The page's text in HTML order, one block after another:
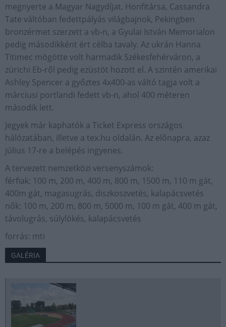
megnyerte a Magyar Nagydíjat. Honfitársa, Cassandra
Tate váltóban fedettpályás világbajnok, Pekingben
bronzérmet szerzett a vb-n, a Gyulai István Memorialon
pedig másodikként ért célba tavaly. Az ukrán Hanna
Titimec mögötte volt harmadik Székesfehérváron, a
zürichi Eb-ről pedig ezüstöt hozott el. A szintén amerikai
Ashley Spencer a győztes 4x400-as váltó tagja volt a
márciusi portlandi fedett vb-n, ahol 400 méteren
második lett.
Jegyek már kaphatók a Ticket Express országos
hálózatában, illetve a tex.hu oldalán. Az előnapra, azaz
július 17-re a belépés ingyenes.
A tervezett nemzetközi versenyszámok:
férfiak: 100 m, 200 m, 400 m, 800 m, 1500 m, 110 m gát,
400m gát, magasugrás, diszkoszvetés, kalapácsvetés
nők: 100 m, 200 m, 800 m, 5000 m, 100 m gát, 400 m gát,
távolugrás, súlylökés, kalapácsvetés
forrás: mti
GALÉRIA